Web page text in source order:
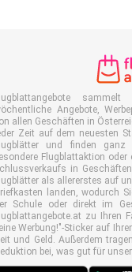
Angebote,
allen Geschäften in
Zeit auf dem neuesten
und finden
Flugblattaktion
in
als allererstes auf
landen, wodurch
Schule oder direkt im
zu Ihren
Werbung!"-Sticker auf
und Geld. Außerdem
bei, was gut für